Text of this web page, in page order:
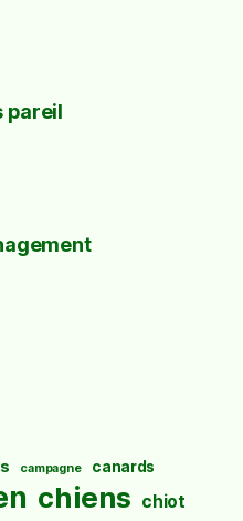
pareil
campagne canards
chiens chiot